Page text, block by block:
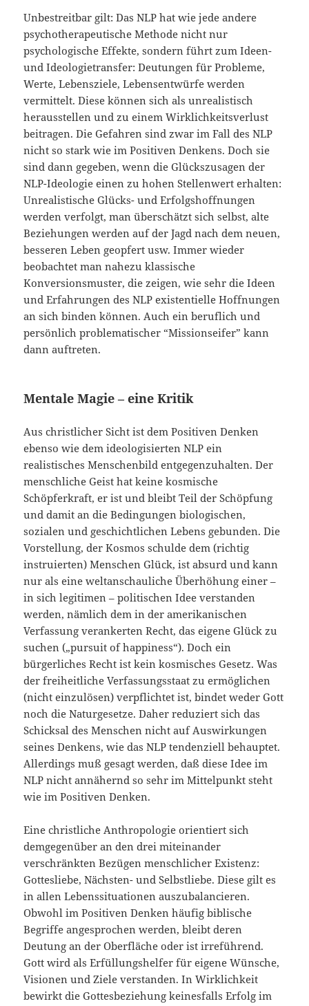
Unbestreitbar gilt: Das NLP hat wie jede andere
psychotherapeutische Methode nicht nur
psychologische Effekte, sondern führt zum Ideen-
und Ideologietransfer: Deutungen für Probleme,
Werte, Lebensziele, Lebensentwürfe werden
vermittelt. Diese können sich als unrealistisch
herausstellen und zu einem Wirklichkeitsverlust
beitragen. Die Gefahren sind zwar im Fall des NLP
nicht so stark wie im Positiven Denkens. Doch sie
sind dann gegeben, wenn die Glückszusagen der
NLP-Ideologie einen zu hohen Stellenwert erhalten:
Unrealistische Glücks- und Erfolgshoffnungen
werden verfolgt, man überschätzt sich selbst, alte
Beziehungen werden auf der Jagd nach dem neuen,
besseren Leben geopfert usw. Immer wieder
beobachtet man nahezu klassische
Konversionsmuster, die zeigen, wie sehr die Ideen
und Erfahrungen des NLP existentielle Hoffnungen
an sich binden können. Auch ein beruflich und
persönlich problematischer “Missionseifer” kann
dann auftreten.
Mentale Magie – eine Kritik
Aus christlicher Sicht ist dem Positiven Denken
ebenso wie dem ideologisierten NLP ein
realistisches Menschenbild entgegenzuhalten. Der
menschliche Geist hat keine kosmische
Schöpferkraft, er ist und bleibt Teil der Schöpfung
und damit an die Bedingungen biologischen,
sozialen und geschichtlichen Lebens gebunden. Die
Vorstellung, der Kosmos schulde dem (richtig
instruierten) Menschen Glück, ist absurd und kann
nur als eine weltanschauliche Überhöhung einer –
in sich legitimen – politischen Idee verstanden
werden, nämlich dem in der amerikanischen
Verfassung verankerten Recht, das eigene Glück zu
suchen („pursuit of happiness“). Doch ein
bürgerliches Recht ist kein kosmisches Gesetz. Was
der freiheitliche Verfassungsstaat zu ermöglichen
(nicht einzulösen) verpflichtet ist, bindet weder Gott
noch die Naturgesetze. Daher reduziert sich das
Schicksal des Menschen nicht auf Auswirkungen
seines Denkens, wie das NLP tendenziell behauptet.
Allerdings muß gesagt werden, daß diese Idee im
NLP nicht annähernd so sehr im Mittelpunkt steht
wie im Positiven Denken.
Eine christliche Anthropologie orientiert sich
demgegenüber an den drei miteinander
verschränkten Bezügen menschlicher Existenz:
Gottesliebe, Nächsten- und Selbstliebe. Diese gilt es
in allen Lebenssituationen auszubalancieren.
Obwohl im Positiven Denken häufig biblische
Begriffe angesprochen werden, bleibt deren
Deutung an der Oberfläche oder ist irreführend.
Gott wird als Erfüllungshelfer für eigene Wünsche,
Visionen und Ziele verstanden. In Wirklichkeit
bewirkt die Gottesbeziehung keinesfalls Erfolg im